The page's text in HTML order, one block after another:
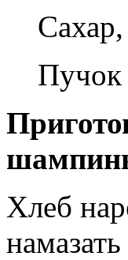
Сахар,
Пучок
Хлеб